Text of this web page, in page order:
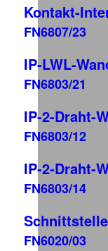
Kontakt-
FN6807/23
IP-LWL-
FN6803/21
IP-2-Draht-
FN6803/12
IP-2-Draht-
FN6803/14
FN6020/03